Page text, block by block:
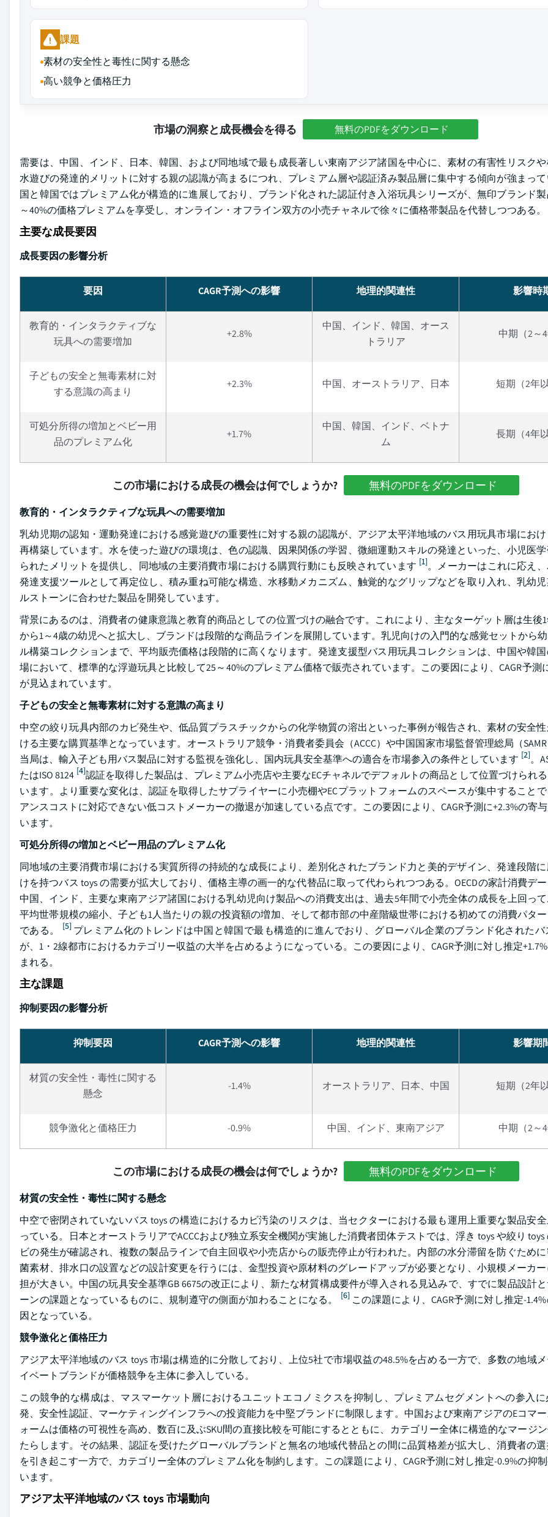
課題
素材の安全性と毒性に関する懸念
高い競争と価格圧力
市場の洞察と成長機会を得る 無料のPDFをダウンロード
需要は、中国、インド、日本、韓国、および同地域で最も成長著しい東南アジア諸国を中心に、素材の有害性リスク
水遊びの発達的メリットに対する親の認識が高まるにつれ、プレミアム層や認証済み製品層に集中する傾向が強まっ
国と韓国ではプレミアム化が構造的に進展しており、ブランド化された認証付き入浴玩具シリーズが、無印ブランド
～40%の価格プレミアムを享受し、オンライン・オフライン双方の小売チャネルで徐々に価格帯製品を代替しつつある。
主要な成長要因
成長要因の影響分析
要因 CAGR予測への影響 地理的関連性 影響時
教育的・インタラクティブな
玩具への需要増加
+2.8%
中国、インド、韓国、オース
トラリア
中期（2～
子どもの安全と無毒素材に対
する意識の高まり
+2.3% 中国、オーストラリア、日本 短期（2年
可処分所得の増加とベビー用
品のプレミアム化
+1.7%
中国、韓国、インド、ベトナ
ム
長期（4年
この市場における成長の機会は何でしょうか? 無料のPDFをダウンロード
教育的・インタラクティブな玩具への需要増加
乳幼児期の認知・運動発達における感覚遊びの重要性に対する親の認識が、アジア太平洋地域のバス用玩具市場にお
再構築しています。水を使った遊びの環境は、色の認識、因果関係の学習、微細運動スキルの発達といった、小児医
られたメリットを提供し、同地域の主要消費市場における購買行動にも反映されています [1]。メーカーはこれに応え
発達支援ツールとして再定位し、積み重ね可能な構造、水移動メカニズム、触覚的なグリップなどを取り入れ、乳幼
ルストーンに合わせた製品を開発しています。
背景にあるのは、消費者の健康意識と教育的商品としての位置づけの融合です。これにより、主なターゲット層は生後
から1～4歳の幼児へと拡大し、ブランドは段階的な商品ラインを展開しています。乳児向けの入門的な感覚セットから
ル構築コレクションまで、平均販売価格は段階的に高くなります。発達支援型バス用玩具コレクションは、中国や韓
場において、標準的な浮遊玩具と比較して25～40%のプレミアム価格で販売されています。この要因により、CAGR予測
が見込まれています。
子どもの安全と無毒素材に対する意識の高まり
中空の絞り玩具内部のカビ発生や、低品質プラスチックからの化学物質の溶出といった事例が報告され、素材の安全
ける主要な購買基準となっています。オーストラリア競争・消費者委員会（ACCC）や中国国家市場監督管理総局（
当局は、輸入子ども用バス製品に対する監視を強化し、国内玩具安全基準への適合を市場参入の条件としています [2]。
たはISO 8124 [4]認証を取得した製品は、プレミアム小売店や主要なECチャネルでデフォルトの商品として位置づけられ
います。より重要な変化は、認証を取得したサプライヤーに小売棚やECプラットフォームのスペースが集中すること
アンスコストに対応できない低コストメーカーの撤退が加速している点です。この要因により、CAGR予測に+2.3%の寄
います。
可処分所得の増加とベビー用品のプレミアム化
同地域の主要消費市場における実質所得の持続的な成長により、差別化されたブランド力と美的デザイン、発達段階
けを持つバス toys の需要が拡大しており、価格主導の画一的な代替品に取って代わられつつある。OECDの家計消費デ
中国、インド、主要な東南アジア諸国における乳幼児向け製品への消費支出は、過去5年間で小売全体の成長を上回っ
平均世帯規模の縮小、子ども1人当たりの親の投資額の増加、そして都市部の中産階級世帯における初めての消費パタ
である。
[5]プレミアム化のトレンドは中国と韓国で最も構造的に進んでおり、グローバル企業のブランド化されたバ
が、1・2線都市におけるカテゴリー収益の大半を占めるようになっている。この要因により、CAGR予測に対し推定
まれる。
主な課題
抑制要因の影響分析
抑制要因 CAGR予測への影響 地理的関連性 影響期
材質の安全性・毒性に関する
懸念
-1.4% オーストラリア、日本、中国 短期（2年
競争激化と価格圧力 -0.9% 中国、インド、東南アジア 中期（2～
この市場における成長の機会は何でしょうか? 無料のPDFをダウンロード
材質の安全性・毒性に関する懸念
中空で密閉されていないバス toys の構造におけるカビ汚染のリスクは、当セクターにおける最も運用上重要な製品安
っている。日本とオーストラリアでACCCおよび独立系安全機関が実施した消費者団体テストでは、浮き toys や絞り
ビの発生が確認され、複数の製品ラインで自主回収や小売店からの販売停止が行われた。内部の水分滞留を防ぐため
菌素材、排水口の設置などの設計変更を行うには、金型投資や原材料のグレードアップが必要となり、小規模メーカ
担が大きい。中国の玩具安全基準GB 6675の改正により、新たな材質構成要件が導入される見込みで、すでに製品設計
ーンの課題となっているものに、規制遵守の側面が加わることになる。
[6]この課題により、CAGR予測に対し推定-
因となっている。
競争激化と価格圧力
アジア太平洋地域のバス toys 市場は構造的に分散しており、上位5社で市場収益の48.5%を占める一方で、多数の地域
イベートブランドが価格競争を主体に参入している。
この競争的な構成は、マスマーケット層におけるユニットエコノミクスを抑制し、プレミアムセグメントへの参入
発、安全性認証、マーケティングインフラへの投資能力を中堅ブランドに制限します。中国および東南アジアのEコマ
ォームは価格の可視性を高め、数百に及ぶSKU間の直接比較を可能にするとともに、カテゴリー全体に構造的なマージ
たらします。その結果、認証を受けたグローバルブランドと無名の地域代替品との間に品質格差が拡大し、消費者の
を引き起こす一方で、カテゴリー全体のプレミアム化を制約します。この課題により、CAGR予測に対し推定-0.9%の抑
います。
アジア太平洋地域のバス toys 市場動向